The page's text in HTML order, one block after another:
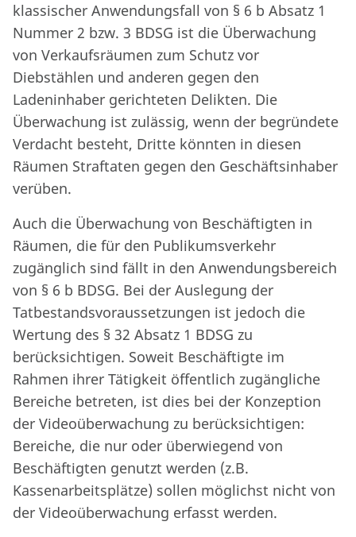
klassischer Anwendungsfall von § 6 b Absatz 1
Nummer 2 bzw. 3 BDSG ist die Überwachung
von Verkaufsräumen zum Schutz vor
Diebstählen und anderen gegen den
Ladeninhaber gerichteten Delikten. Die
Überwachung ist zulässig, wenn der begründete
Verdacht besteht, Dritte könnten in diesen
Räumen Straftaten gegen den Geschäftsinhaber
verüben.
Auch die Überwachung von Beschäftigten in
Räumen, die für den Publikumsverkehr
zugänglich sind fällt in den Anwendungsbereich
von § 6 b BDSG. Bei der Auslegung der
Tatbestandsvoraussetzungen ist jedoch die
Wertung des § 32 Absatz 1 BDSG zu
berücksichtigen. Soweit Beschäftigte im
Rahmen ihrer Tätigkeit öffentlich zugängliche
Bereiche betreten, ist dies bei der Konzeption
der Videoüberwachung zu berücksichtigen:
Bereiche, die nur oder überwiegend von
Beschäftigten genutzt werden (z.B.
Kassenarbeitsplätze) sollen möglichst nicht von
der Videoüberwachung erfasst werden.